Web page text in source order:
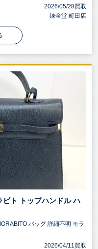
2026/05/28買取
錬金堂 町田店
ト トップハンドル ハ
バッグ 詳細不明 モラ
2026/04/11買取